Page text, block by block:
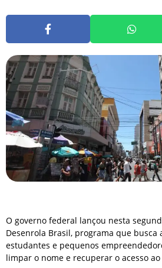
O governo federal lançou nesta
Desenrola Brasil, programa que busca
estudantes e pequenos
limpar o nome e recuperar o acesso